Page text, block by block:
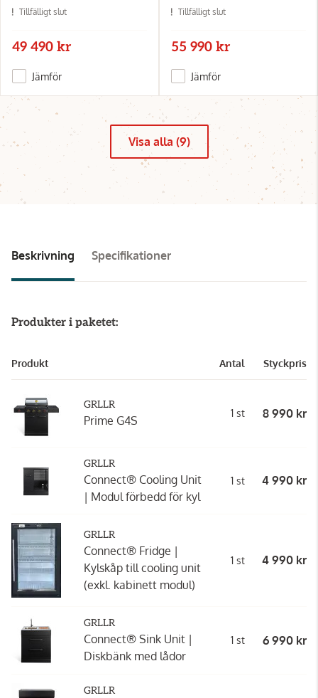
Tillfälligt slut
49 490 kr
Jämför
Tillfälligt slut
55 990 kr
Jämför
Visa alla (9)
Beskrivning Specifikationer
Produkter i paketet:
Produkt Antal Styckpris
GRLLR
Prime G4S
1 st 8 990 kr
GRLLR
Connect® Cooling Unit
| Modul förbedd för kyl
1 st 4 990 kr
GRLLR
Connect® Fridge |
Kylskåp till cooling unit
(exkl. kabinett modul)
1 st 4 990 kr
GRLLR
Connect® Sink Unit |
Diskbänk med lådor
1 st 6 990 kr
GRLLR